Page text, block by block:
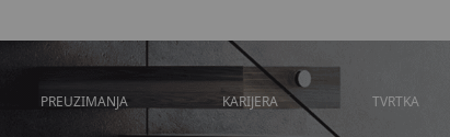
PREUZIMANJA KARIJERA TVRTKA